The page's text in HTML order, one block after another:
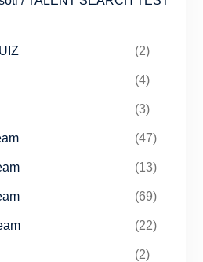
(2)
(4)
(3)
(47)
(13)
(69)
(22)
(2)